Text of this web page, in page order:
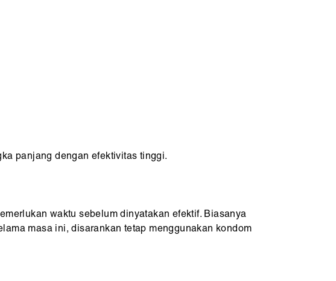
panjang dengan efektivitas tinggi.
waktu sebelum dinyatakan efektif. Biasanya
masa ini, disarankan tetap menggunakan kondom